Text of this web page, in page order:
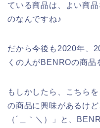
ている商品は、よい商
のなんですね♪
だから今後も2020年、
くの人がBENROの商品
もしかしたら、こちら
の商品に興味があるけ
（´＿｀＼）」と、